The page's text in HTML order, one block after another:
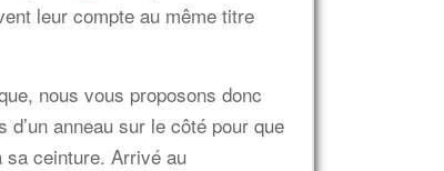
leur compte au même titre
nous vous proposons donc
d’un anneau sur le côté pour que
sa ceinture. Arrivé au